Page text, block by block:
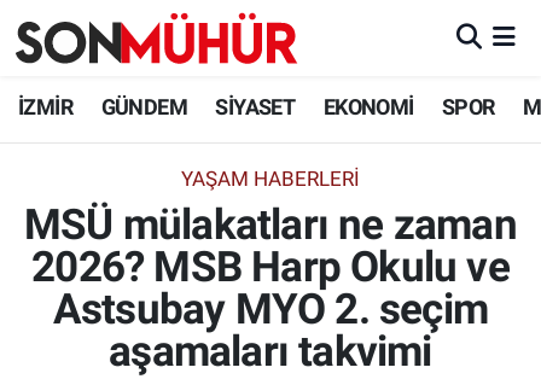
İZMİR GÜNDEM SİYASET EKONOMİ SPOR
YAŞAM HABERLERI
MSÜ mülakatları ne zaman
2026? MSB Harp Okulu ve
Astsubay MYO 2. seçim
aşamaları takvimi
İzmir Nöbetçi Eczaneler
İzmir Namaz Vakitleri
İzmir Trafik Yoğunluk Haritası
Süper Lig Puan Durumu ve Fikstür